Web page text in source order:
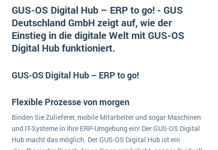
Suche
Vergleich
Auswahl
Schulung
E-commerce
Einzelhandel
Finanzen
Grosshandel
Handwerk
Health Care
IKT
Installation
Landwirtschaft
Die 4 Komponenten eines CRM-Systems
5 Funktionen einer ERP-Software für Konzerne
Was ist Data Mining? - Ein Leitfaden für Unternehmen
Mehr über ERP-Software
Offene Stellen bei ERP-Lieferanten
Über uns
DSGVO/GDPR
Kontakt
GUS-OS Digital Hub – ERP to go! - GUS
Deutschland GmbH zeigt auf, wie der
Einstieg in die digitale Welt mit GUS-OS
Digital Hub funktioniert.
GUS-OS Digital Hub – ERP to go!
Flexible Prozesse von morgen
Binden Sie Zulieferer, mobile Mitarbeiter und sogar Maschinen
und IT-Systeme in Ihre ERP-Umgebung ein! Der GUS-OS Digital
Hub macht das möglich. Der GUS-OS Digital Hub ist ein